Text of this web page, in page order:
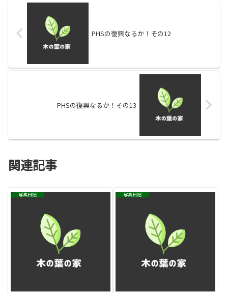
PHSの復興なるか！その12
PHSの復興なるか！その13
関連記事
写真日記 写真日記